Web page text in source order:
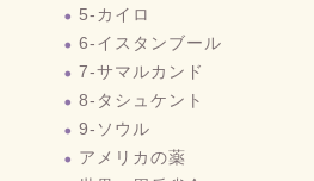
5-カイロ
6-イスタンブール
7-サマルカンド
8-タシュケント
9-ソウル
アメリカの薬